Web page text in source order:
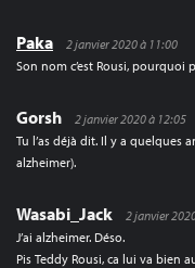
Paka
2 janvier 2020 à 11:00
Son nom c’est Rousi, pourquoi
Gorsh
2 janvier 2020 à 12:05
Tu l’as déjà dit. Il y a quelques
alzheimer).
Wasabi_Jack
2 janvier
J’ai alzheimer. Déso.
Pis Teddy Rousi, ca lui va bien